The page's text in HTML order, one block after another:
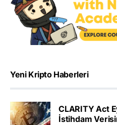
Yeni Kripto Haberleri
CLARITY Act
İstihdam